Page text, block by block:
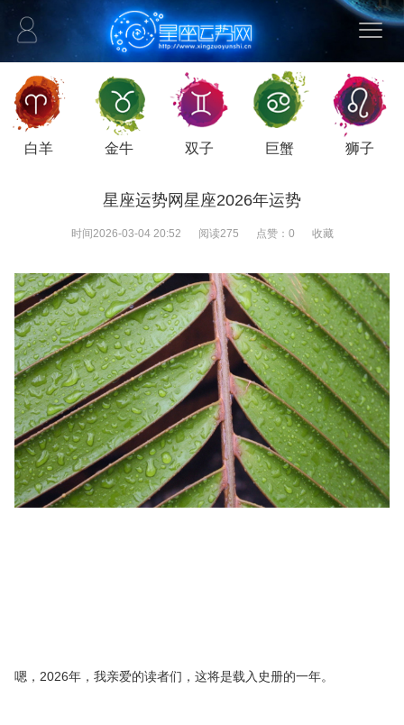
白羊 金牛 双子 巨蟹 狮子
星座运势网星座2026年运势
时间2026-03-04 20:52 阅读275 点赞： 0 收藏
嗯，2026年，我亲爱的读者们，这将是载入史册的一年。